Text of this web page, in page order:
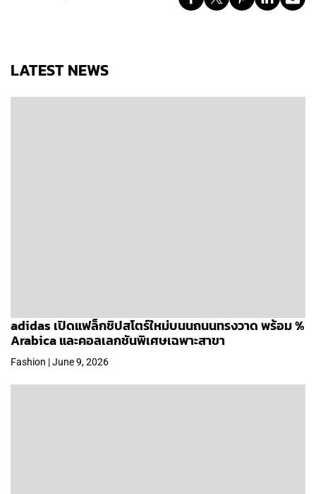
LATEST NEWS
adidas เปิดแฟล็กชิปสโตร์ใหม่บนนถนนทรงวาด พร้อม %
Arabica และคอลเลกชันพิเศษเฉพาะสาขา
Fashion | June 9, 2026